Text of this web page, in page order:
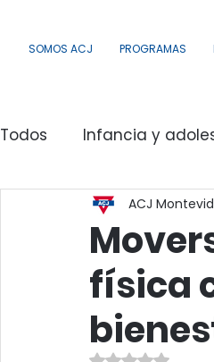
SOMOS ACJ PROGRAMAS
Todos Infancia y
Campamento y Aire
Actividad, Salud,
Capacitaciones y
física
ACJ
Obtuvo NaN